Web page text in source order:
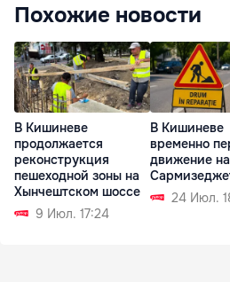
Похожие новости
В Кишиневе
продолжается
реконструкция
пешеходной зоны на
Хынчештском шоссе
9 Июл. 17:24
В Кишиневе
временно
движение
24 Июл.